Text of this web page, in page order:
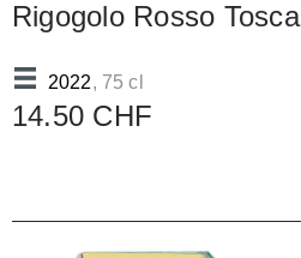
Rigogolo Rosso
2022, 75 cl
14.50 CHF